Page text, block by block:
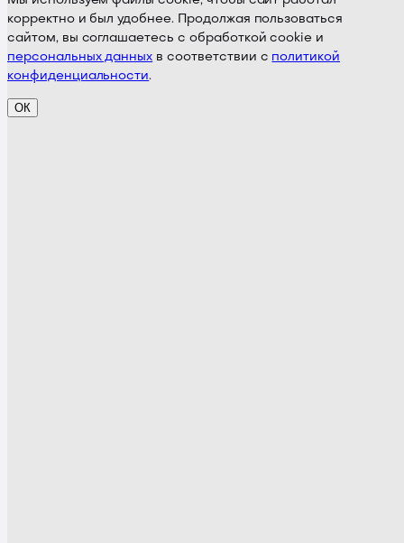
корректно и был удобнее. Продолжая пользоваться
сайтом, вы соглашаетесь с обработкой cookie и
персональных данных в соответствии с политикой
конфиденциальности.
ОК